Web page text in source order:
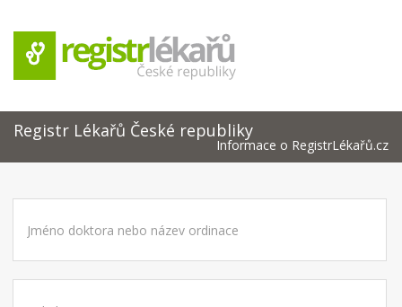
Registr Lékařů České republiky
Informace o RegistrLékařů.cz